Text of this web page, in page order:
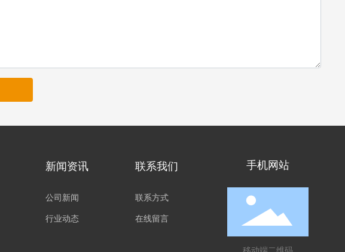
新闻资讯
公司新闻
行业动态
联系我们
联系方式
在线留言
手机网站